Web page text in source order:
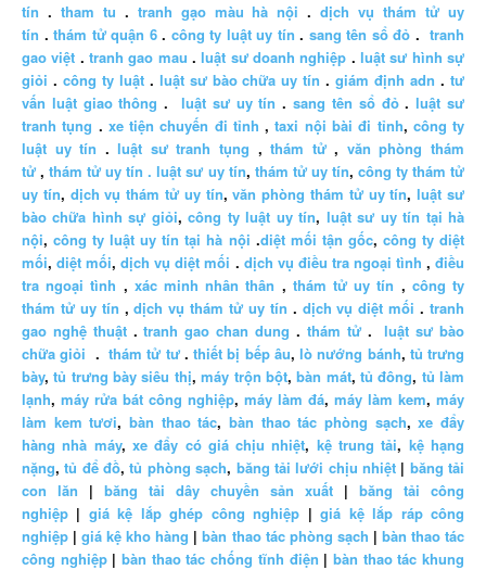
tín . tham tu . tranh gạo màu hà nội .dịch vụ thám tử uy
tín .thám tử quận 6. công ty luật uy tín . sang tên sổ đỏ .tranh
gao việt .tranh gao mau .luật sư doanh nghiệp .luật sư hình sự
giỏi . công ty luật. luật sư bào chữa uy tín .giám định adn .tư
vấn luật giao thông . luật sư uy tín .sang tên sổ đỏ.luật sư
tranh tụng . xe tiện chuyến đi tỉnh ,taxi nội bài đi tỉnh, công ty
luật uy tín .luật sư tranh tụng ,thám tử, văn phòng thám
tử ,thám tử uy tín . luật sư uy tín, thám tử uy tín, công ty thám tử
uy tín, dịch vụ thám tử uy tín,văn phòng thám tử uy tín,luật sư
bào chữa hình sự giỏi,công ty luật uy tín, luật sư uy tín tại hà
nội,công ty luật uy tín tại hà nội .diệt mối tận gốc, công ty diệt
mối,diệt mối,dịch vụ diệt mối . dịch vụ điều tra ngoại tình ,điều
tra ngoại tình , xác minh nhân thân , thám tử uy tín , công ty
thám tử uy tín ,dịch vụ thám tử uy tín . dịch vụ diệt mối .tranh
gao nghệ thuật.tranh gao chan dung . thám tử.luật sư bào
chữa giỏi .thám tử tư.thiết bị bếp âu,lò nướng bánh, tủ trưng
bày,tủ trưng bày siêu thị,máy trộn bột,bàn mát, tủ đông, tủ làm
lạnh, máy rửa bát công nghiệp, máy làm đá, máy làm kem, máy
làm kem tươi,bàn thao tác,bàn thao tác phòng sạch,xe đẩy
hàng nhà máy, xe đẩy có giá chịu nhiệt, kệ trung tải, kệ hạng
nặng,tủ để đồ,tủ phòng sạch, băng tải lưới chịu nhiệt| băng tải
con lăn | băng tải dây chuyền sản xuất | băng tải công
nghiệp | giá kệ lắp ghép công nghiệp |giá kệ lắp ráp công
nghiệp |giá kệ kho hàng |bàn thao tác phòng sạch | bàn thao tác
công nghiệp|bàn thao tác chống tĩnh điện | bàn thao tác khung